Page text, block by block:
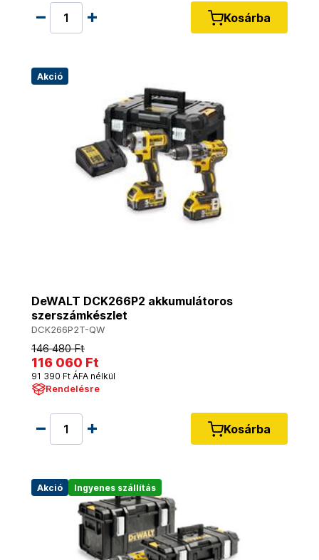
Kosárba
Akció
DeWALT DCK266P2 akkumulátoros
szerszámkészlet
DCK266P2T-QW
146 480 Ft
116 060 Ft
91 390 Ft ÁFA nélkül
Rendelésre
Kosárba
Akció Ingyenes szállítás